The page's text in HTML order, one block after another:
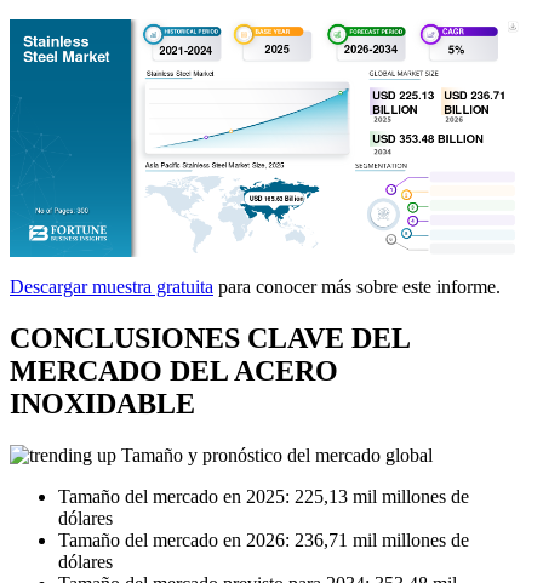
Descargar muestra gratuita para conocer más sobre este informe.
CONCLUSIONES CLAVE DEL
MERCADO DEL ACERO
INOXIDABLE
Tamaño y pronóstico del mercado global
Tamaño del mercado en 2025: 225,13 mil millones de
dólares
Tamaño del mercado en 2026: 236,71 mil millones de
dólares